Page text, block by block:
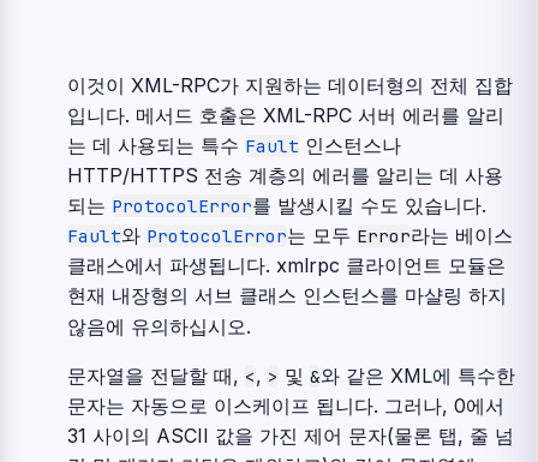
이것이 XML-RPC가 지원하는 데이터형의 전체 집합
입니다. 메서드 호출은 XML-RPC 서버 에러를 알리
는 데 사용되는 특수 Fault 인스턴스나
HTTP/HTTPS 전송 계층의 에러를 알리는 데 사용
되는 ProtocolError를 발생시킬 수도 있습니다.
Fault와 ProtocolError는 모두 Error라는 베이스
클래스에서 파생됩니다. xmlrpc 클라이언트 모듈은
현재 내장형의 서브 클래스 인스턴스를 마샬링 하지
않음에 유의하십시오.
문자열을 전달할 때, <, > 및 &와 같은 XML에 특수한
문자는 자동으로 이스케이프 됩니다. 그러나, 0에서
31 사이의 ASCII 값을 가진 제어 문자(물론 탭, 줄 넘